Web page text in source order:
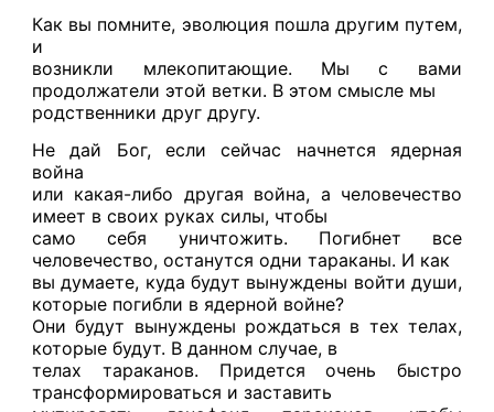
Как вы помните, эволюция пошла другим путем,
и
возникли млекопитающие. Мы с вами
продолжатели этой ветки. В этом смысле мы
родственники друг другу.
Не дай Бог, если сейчас начнется ядерная
война
или какая-либо другая война, а человечество
имеет в своих руках силы, чтобы
само себя уничтожить. Погибнет все
человечество, останутся одни тараканы. И как
вы думаете, куда будут вынуждены войти души,
которые погибли в ядерной войне?
Они будут вынуждены рождаться в тех телах,
которые будут. В данном случае, в
телах тараканов. Придется очень быстро
трансформироваться и заставить